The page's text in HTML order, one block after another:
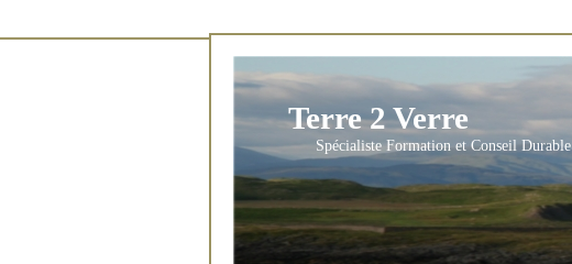
Terre 2 Verre
Spécialiste Formation et Conseil Durable